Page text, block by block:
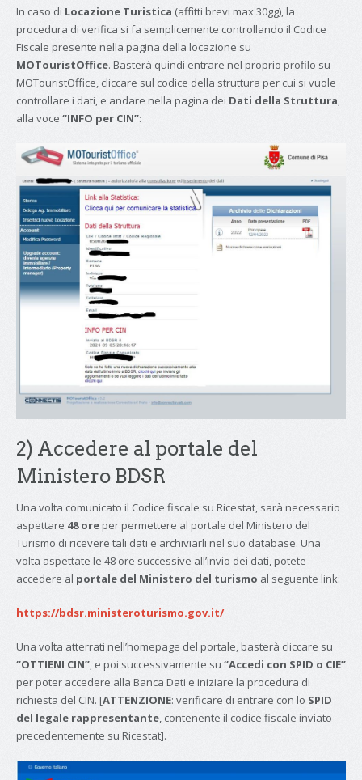
In caso di Locazione Turistica (affitti brevi max 30gg), la
procedura di verifica si fa semplicemente controllando il Codice
Fiscale presente nella pagina della locazione su
MOTouristOffice. Basterà quindi entrare nel proprio profilo su
MOTouristOffice, cliccare sul codice della struttura per cui si vuole
controllare i dati, e andare nella pagina dei Dati della Struttura,
alla voce “INFO per CIN”:
2) Accedere al portale del
Ministero BDSR
Una volta comunicato il Codice fiscale su Ricestat, sarà necessario
aspettare 48 oreper permettere al portale del Ministero del
Turismo di ricevere tali dati e archiviarli nel suo database. Una
volta aspettate le 48 ore successive all’invio dei dati, potete
accedere al portale del Ministero del turismo al seguente link:
https://bdsr.ministeroturismo.gov.it/
Una volta atterrati nell’homepage del portale, basterà cliccare su
“OTTIENI CIN”, e poi successivamente su “Accedi con SPID o CIE”
per poter accedere alla Banca Dati e iniziare la procedura di
richiesta del CIN. [ATTENZIONE: verificare di entrare con lo SPID
del legale rappresentante, contenente il codice fiscale inviato
precedentemente su Ricestat].